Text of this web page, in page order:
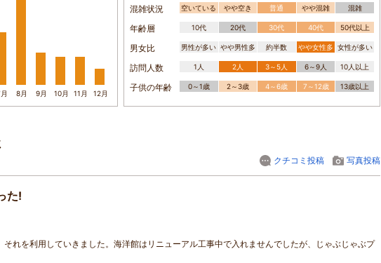
8月 9月 10月 11月 12月
混雑状況 空いている やや空き 普通 やや混雑 混雑
年齢層 10代 20代 30代 40代 50代以上
男女比 男性が多い やや男性多 約半数 やや女性多 女性が多い
訪問人数 1人 2人 3～5人 6～9人 10人以上
子供の年齢 0～1歳 2～3歳 4～6歳 7～12歳 13歳以上
クチコミ投稿 写真投稿
た!
れを利用していきました。海洋館はリニューアル工事中で入れませんでしたが、じゃぶじゃぶプ